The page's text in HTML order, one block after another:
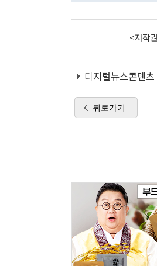
<저작
디지털뉴스콘텐
뒤로가기